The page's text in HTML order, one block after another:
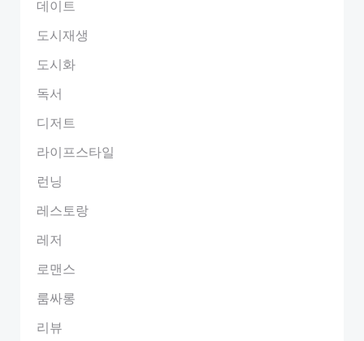
데이트
도시재생
도시화
독서
디저트
라이프스타일
런닝
레스토랑
레저
로맨스
룸싸롱
리뷰